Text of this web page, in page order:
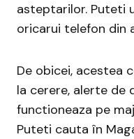
asteptarilor. Puteti
oricarui telefon din
De obicei, acestea
la cerere, alerte de
functioneaza pe
Puteti cauta în